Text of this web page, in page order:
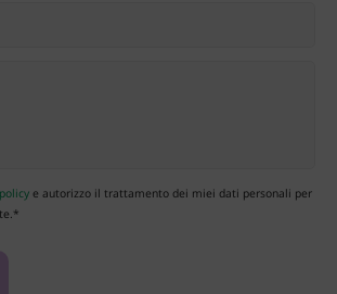
e autorizzo il trattamento dei miei dati personali per